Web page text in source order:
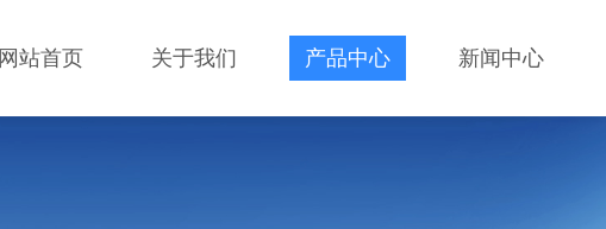
网站首页 关于我们 产品中心 新闻中心